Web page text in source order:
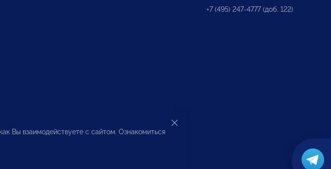
+7 (495) 247-4777 (доб. 122)
Вы взаимодействуете с сайтом. Ознакомиться